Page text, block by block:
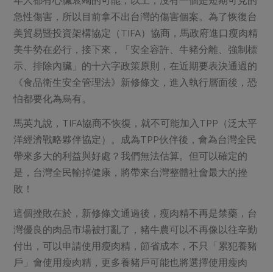
急性傷害，所以目前拿不出台灣的傷害個案。為了恢復台
美貿易暨投資架構協定（TIFA）協商，馬政府進口瘦肉精
美牛勢在必行，接下來，「安全容許、牛豬分離、強制標
示、排除內臟」的十六字政策原則，在近期要表決通過的
《食品衛生安全管理法》新修條文，進入執行層面後，恐
怕都要化為烏有。
馬英九說，TIFA協商不恢復，就不可能加入TPP（泛太平
洋經濟戰略夥伴協定）。成為TPP伙伴後，會為台灣全民
帶來多大的利益與好處？我們無法估算。但可以確定的
是，台灣全民輸掉健康，將帶來台灣整體社會最大的挫
敗！
這個挫敗在於，新修條文通過後，瘦肉精不再是禁藥，台
灣優良的肉品市場被打亂了，豬牛農可以不再像以往辛勤
付出，可以申請使用瘦肉精，節省成本，不只「累犯養豬
戶」會使用瘦肉精，更多養豬戶可能也將選擇使用瘦肉